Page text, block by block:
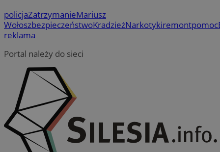
policjaZatrzymanieMariusz
WołoszbezpieczeństwoKradzieżNarkotykiremontpomoc
reklama
Portal należy do sieci